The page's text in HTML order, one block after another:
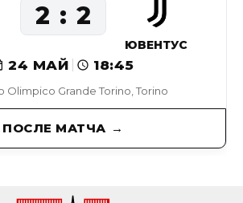
Olimpico Grande Torino, Torino
24 МАЙ 18:45
2 2
ЮВЕНТУС
ПОСЛЕ МАТЧА